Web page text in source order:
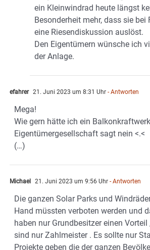
ein Kleinwindrad heute längst
Besonderheit mehr, dass sie bei
eine Riesendiskussion auslöst.
Den Eigentümern wünsche ich
der Anlage.
efahrer 21. Juni 2023 um 8:31 Uhr - Antworten
Mega!
Wie gern hätte ich ein
Eigentümergesellschaft sagt nein <.<
(…)
Michael 21. Juni 2023 um 9:56 Uhr - Antworten
Die ganzen Solar Parks und
Hand müssten verboten werden und
haben nur Grundbesitzer einen Vorteil
sind nur Zahlmeister . Es sollte nur
Projekte geben die der ganzen